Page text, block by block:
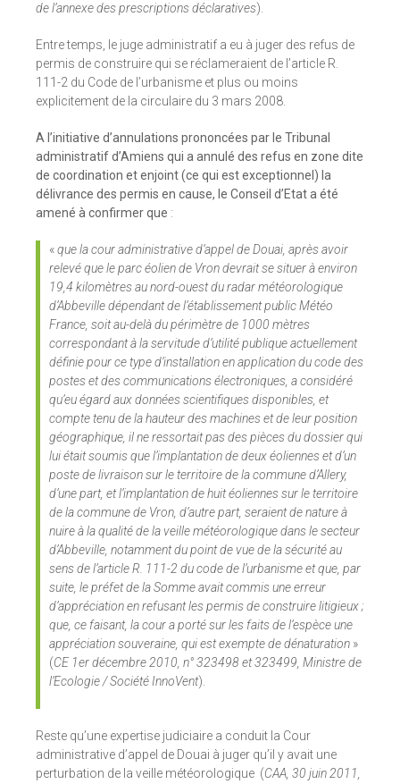
de l’annexe des prescriptions déclaratives).
Entre temps, le juge administratif a eu à juger des refus de
permis de construire qui se réclameraient de l’article R.
111-2 du Code de l’urbanisme et plus ou moins
explicitement de la circulaire du 3 mars 2008.
A l’initiative d’annulations prononcées par le Tribunal
administratif d’Amiens qui a annulé des refus en zone dite
de coordination et enjoint (ce qui est exceptionnel) la
délivrance des permis en cause, le Conseil d’Etat a été
amené à confirmerque :
«que la cour administrative d’appel de Douai, après avoir
relevé que le parc éolien de Vron devrait se situer à environ
19,4 kilomètres au nord-ouest du radar météorologique
d’Abbeville dépendant de l’établissement public Météo
France, soit au-delà du périmètre de 1000 mètres
correspondant à la servitude d’utilité publique actuellement
définie pour ce type d’installation en application du code des
postes et des communications électroniques, a considéré
qu’eu égard aux données scientifiques disponibles, et
compte tenu de la hauteur des machines et de leur position
géographique, il ne ressortait pas des pièces du dossier qui
lui était soumis que l’implantation de deux éoliennes et d’un
poste de livraison sur le territoire de la commune d’Allery,
d’une part, et l’implantation de huit éoliennes sur le territoire
de la commune de Vron, d’autre part, seraient de nature à
nuire à la qualité de la veille météorologique dans le secteur
d’Abbeville, notamment du point de vue de la sécurité au
sens de l’article R. 111-2 du code de l’urbanisme et que, par
suite, le préfet de la Somme avait commis une erreur
d’appréciation en refusant les permis de construire litigieux ;
que, ce faisant, la cour a porté sur les faits de l’espèce une
appréciation souveraine, qui est exempte de dénaturation »
(CE 1er décembre 2010, n° 323498 et 323499, Ministre de
l’Ecologie / Société InnoVent).
Reste qu’une expertise judiciaire a conduit la Cour
administrative d’appel de Douai à juger qu’il y avait une
perturbation de la veille météorologique (CAA, 30 juin 2011,